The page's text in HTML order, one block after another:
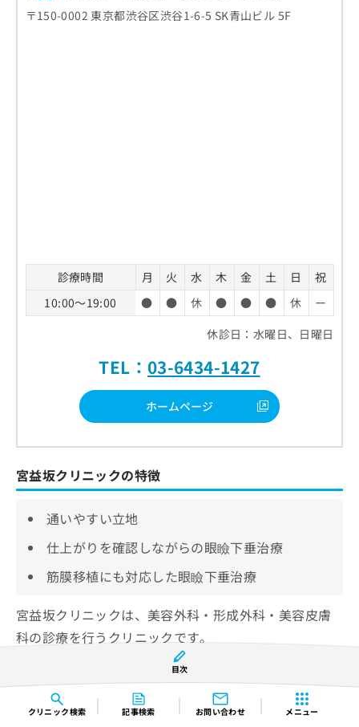
クリニック検索 記事検索 お問い合わせ メニュー
〒150-0002 東京都渋谷区渋谷1-6-5 SK青山ビル 5F
診療時間 月 火 水 木 金 土 日
祝
10:00～19:00
● ● 休 ● ● ● 休
ー
休診日：水曜日、日曜日
TEL： 03-6434-1427
ホームページ
宮益坂クリニックの特徴
通いやすい立地
仕上がりを確認しながらの眼瞼下垂治療
筋膜移植にも対応した眼瞼下垂治療
宮益坂クリニックは、美容外科・形成外科・美容皮膚
科の診療を行うクリニックです。
渋谷駅・表参道駅の両方から徒歩圏内の場所に位置し
ます。
目次